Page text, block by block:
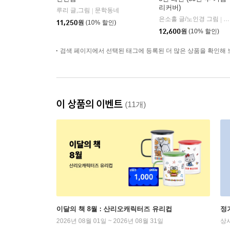
루리 글,그림
문학동네
11,250원 (10% 할인)
리커버)
은소홀 글/노인경 그림
12,600원 (10% 할인)
검색 페이지에서 선택된 태그에 등록된 더 많은 상품을 확인해
이 상품의 이벤트 (11개)
이달의 책 8월 : 산리오캐릭터즈 유리컵
2026년 08월 01일 ~ 2026년 08월 31일
정
상시